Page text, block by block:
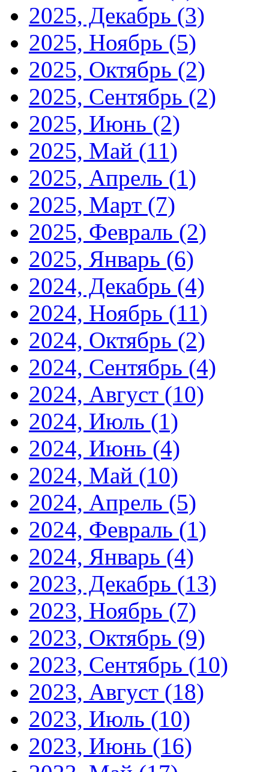
2025, Декабрь (3)
2025, Ноябрь (5)
2025, Октябрь (2)
2025, Сентябрь (2)
2025, Июнь (2)
2025, Май (11)
2025, Апрель (1)
2025, Март (7)
2025, Февраль (2)
2025, Январь (6)
2024, Декабрь (4)
2024, Ноябрь (11)
2024, Октябрь (2)
2024, Сентябрь (4)
2024, Август (10)
2024, Июль (1)
2024, Июнь (4)
2024, Май (10)
2024, Апрель (5)
2024, Февраль (1)
2024, Январь (4)
2023, Декабрь (13)
2023, Ноябрь (7)
2023, Октябрь (9)
2023, Сентябрь (10)
2023, Август (18)
2023, Июль (10)
2023, Июнь (16)